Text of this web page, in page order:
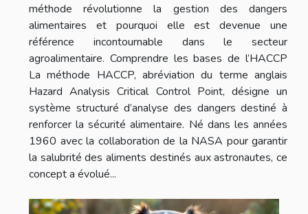
méthode révolutionne la gestion des dangers
alimentaires et pourquoi elle est devenue une
référence incontournable dans le secteur
agroalimentaire. Comprendre les bases de l’HACCP
La méthode HACCP, abréviation du terme anglais
Hazard Analysis Critical Control Point, désigne un
système structuré d’analyse des dangers destiné à
renforcer la sécurité alimentaire. Né dans les années
1960 avec la collaboration de la NASA pour garantir
la salubrité des aliments destinés aux astronautes, ce
concept a évolué...